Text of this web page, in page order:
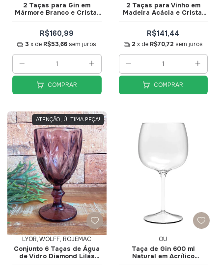
2 Taças para Gin em
Mármore Branco e Cristal
R$160,99
3 x de R$53,66 sem juros
COMPRAR
2 Taças para Vinho em
Madeira Acácia e Cristal
R$141,44
2 x de R$70,72 sem juros
COMPRAR
ATENÇÃO, ÚLTIMA PEÇA!
LYOR, WOLFF, ROJEMAC
Conjunto 6 Taças de Água
de Vidro Diamond Lilás
OU
Taça de Gin 600 ml
Natural em Acrílico